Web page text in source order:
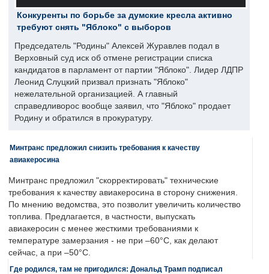
Конкуренты по борьбе за думские кресла активно
требуют снять "Яблоко" с выборов
Председатель "Родины" Алексей Журавлев подал в
Верховный суд иск об отмене регистрации списка
кандидатов в парламент от партии "Яблоко". Лидер ЛДПР
Леонид Слуцкий призвал признать "Яблоко"
нежелательной организацией. А главный
справедливорос вообще заявил, что "Яблоко" продает
Родину и обратился в прокуратуру.
Минтранс предложил снизить требования к качеству
авиакеросина
Минтранс предложил "скорректировать" технические
требования к качеству авиакеросина в сторону снижения.
По мнению ведомства, это позволит увеличить количество
топлива. Предлагается, в частности, выпускать
авиакеросин с менее жесткими требованиями к
температуре замерзания - не при –60°C, как делают
сейчас, а при –50°C.
Где родился, там не пригодился: Дональд Трамп подписал